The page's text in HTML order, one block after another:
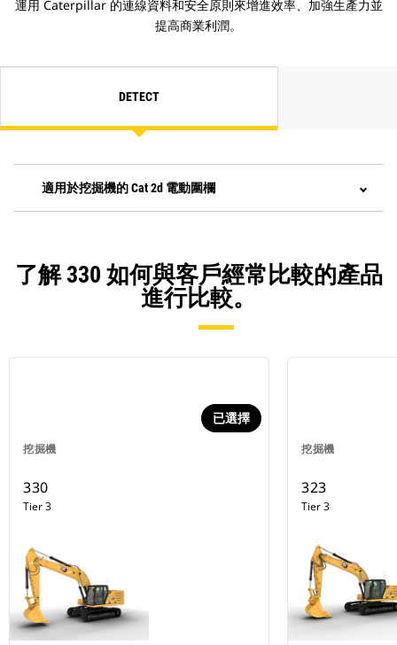
日總計和電子票務。
結合 Payload 與 VisionLink™，並以
選配的駕駛員指導為駕駛室內系統，
力，並避免不必要的機具磨損。
運用 Caterpillar 的連線資料和安全原則來增進效率、加強生產力並
提高商業利潤。
DETECT
適用於挖掘機的 Cat 2d 電動圍欄
了解 330 如何與客戶經常比較的產品
進行比較。
挖掘機
已選擇
330
Tier 3
挖掘機
323
Tier 3